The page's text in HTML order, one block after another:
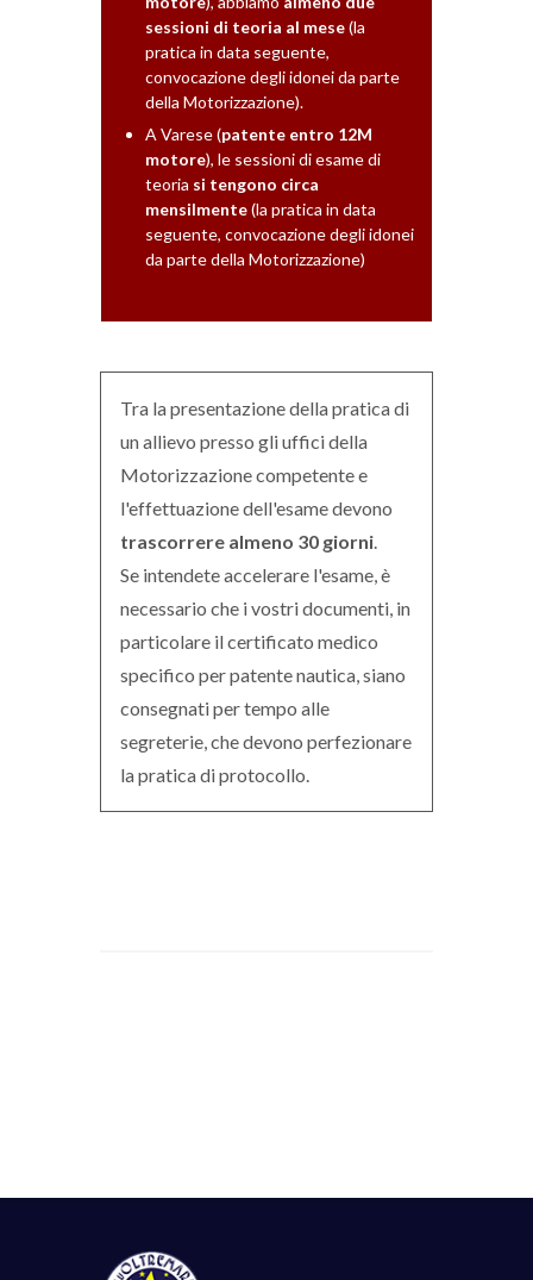
sessioni di teoria al mese(la
pratica in data seguente,
convocazione degli idonei da parte
della Motorizzazione).
A Varese (patente entro 12M
motore), le sessioni di esame di
teoria si tengono circa
mensilmente(la pratica in data
seguente, convocazione degli idonei
da parte della Motorizzazione)
Tra la presentazione della pratica di
un allievo presso gli uffici della
Motorizzazione competente e
l'effettuazione dell'esame devono
trascorrere almeno 30 giorni
Se intendete accelerare l'esame, è
necessario che i vostri documenti, in
particolare il certificato medico
specifico per patente nautica, siano
consegnati per tempo alle
segreterie, che devono perfezionare
la pratica di protocollo.